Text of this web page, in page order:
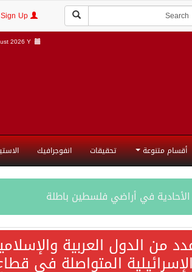
2026 Y |
أقسام متنوعة تحقيقات انفوجرافيك
الأحادية في أراضي فلسطين باطلة
من الدول العربية
المتواصلة في